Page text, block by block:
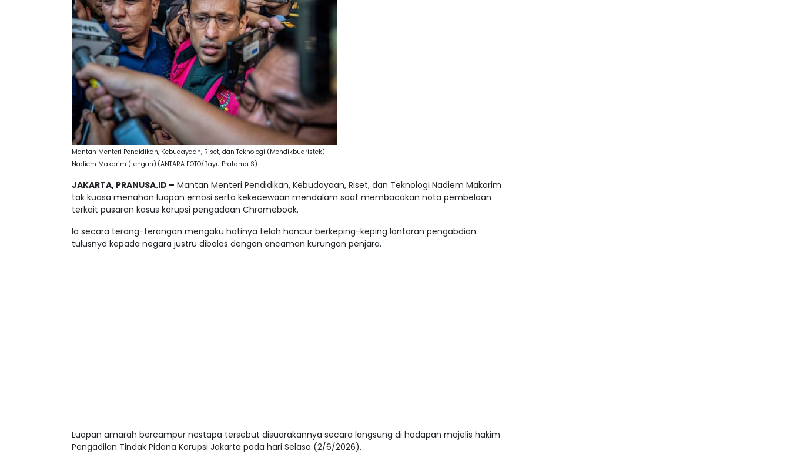
Mantan Menteri Pendidikan, Kebudayaan, Riset, dan Teknologi (Mendikbudristek)
Nadiem Makarim (tengah).(ANTARA FOTO/Bayu Pratama S)
JAKARTA, PRANUSA.ID – Mantan Menteri Pendidikan, Kebudayaan, Riset, dan Teknologi Nadiem Makarim
tak kuasa menahan luapan emosi serta kekecewaan mendalam saat membacakan nota pembelaan
terkait pusaran kasus korupsi pengadaan Chromebook.
Ia secara terang-terangan mengaku hatinya telah hancur berkeping-keping lantaran pengabdian
tulusnya kepada negara justru dibalas dengan ancaman kurungan penjara.
Luapan amarah bercampur nestapa tersebut disuarakannya secara langsung di hadapan majelis hakim
Pengadilan Tindak Pidana Korupsi Jakarta pada hari Selasa (2/6/2026).